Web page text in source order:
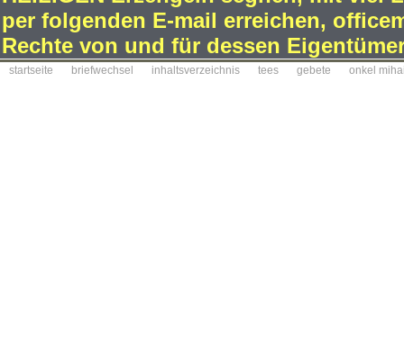
per folgenden E-mail erreichen,
Rechte von und für dessen
startseite briefwechsel inhaltsverzeichnis tees gebete onkel